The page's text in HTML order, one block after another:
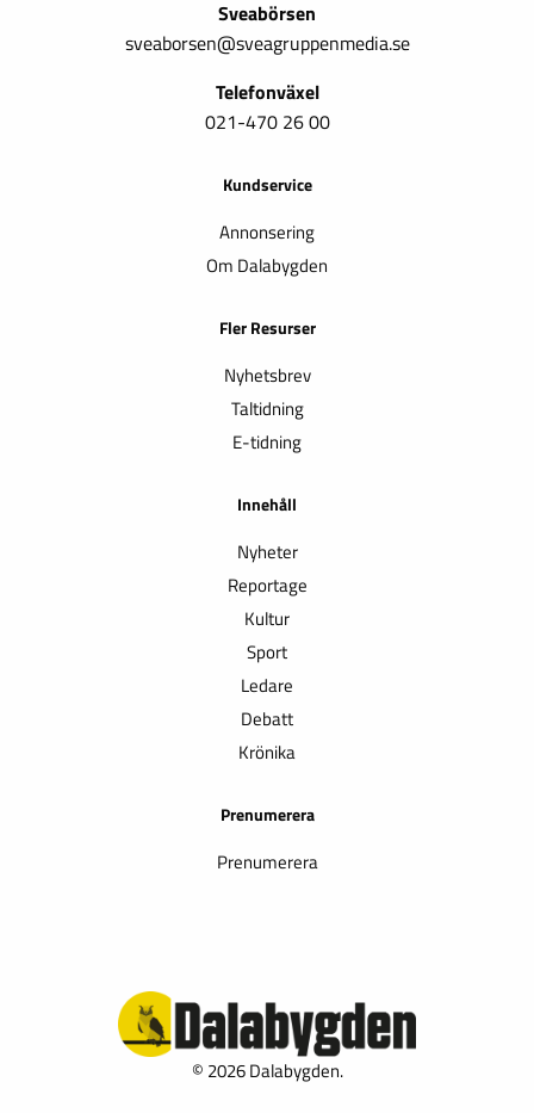
Sveabörsen
sveaborsen@sveagruppenmedia.se
Telefonväxel
021-470 26 00
Kundservice
Annonsering
Om Dalabygden
Fler Resurser
Nyhetsbrev
Taltidning
E-tidning
Innehåll
Nyheter
Reportage
Kultur
Sport
Ledare
Debatt
Krönika
Prenumerera
Prenumerera
© 2026 Dalabygden.